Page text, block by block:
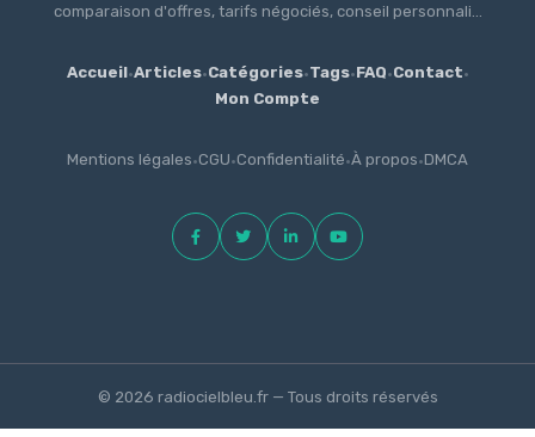
comparaison d'offres, tarifs négociés, conseil personnali...
Accueil·Articles·Catégories·Tags·FAQ·Contact·
Mon Compte
Mentions légales·CGU·Confidentialité·À propos·DMCA
© 2026 radiocielbleu.fr — Tous droits réservés